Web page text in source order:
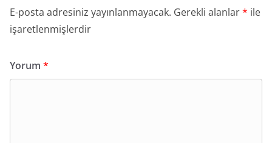
E-posta adresiniz yayınlanmayacak. Gerekli alanlar* ile
işaretlenmişlerdir
Yorum *